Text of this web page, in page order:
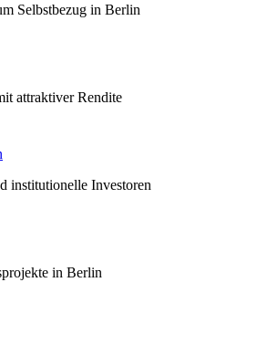
Selbstbezug in Berlin
attraktiver Rendite
institutionelle Investoren
in Berlin